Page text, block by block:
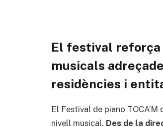
El festival reforça
musicals
residències i
El Festival de piano
nivell musical. Des de la